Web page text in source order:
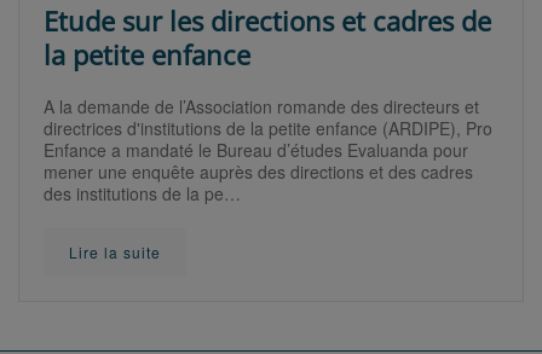
Etude sur les directions et cadres de
la petite enfance
A la demande de l’Association romande des directeurs et
directrices d'institutions de la petite enfance (ARDIPE), Pro
Enfance a mandaté le Bureau d’études Evaluanda pour
mener une enquête auprès des directions et des cadres
des institutions de la pe…
Lire la suite